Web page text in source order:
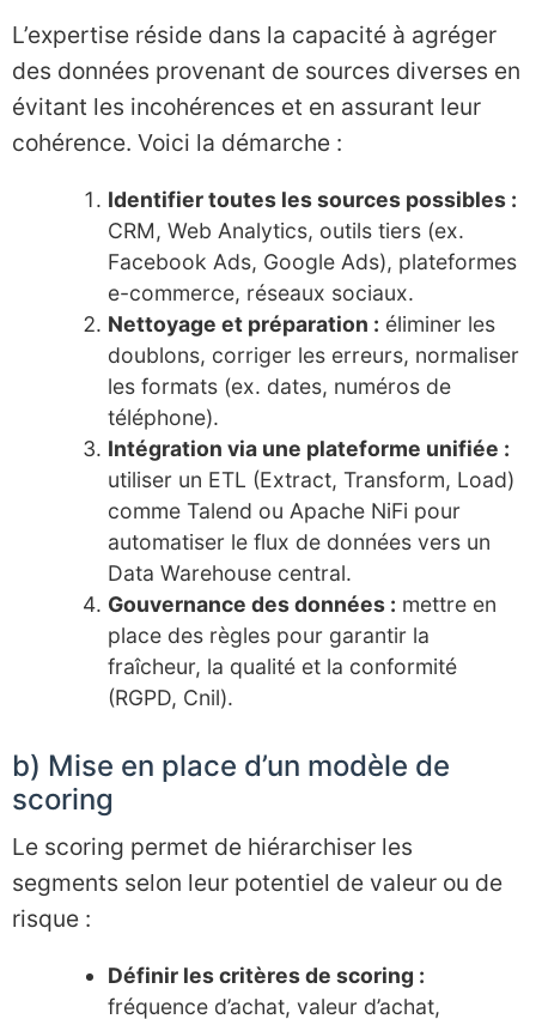
L’expertise réside dans la capacité à agréger
des données provenant de sources diverses en
évitant les incohérences et en assurant leur
cohérence. Voici la démarche :
Identifier toutes les sources possibles :
CRM, Web Analytics, outils tiers (ex.
Facebook Ads, Google Ads), plateformes
e-commerce, réseaux sociaux.
Nettoyage et préparation : éliminer les
doublons, corriger les erreurs, normaliser
les formats (ex. dates, numéros de
téléphone).
Intégration via une plateforme unifiée :
utiliser un ETL (Extract, Transform, Load)
comme Talend ou Apache NiFi pour
automatiser le flux de données vers un
Data Warehouse central.
Gouvernance des données : mettre en
place des règles pour garantir la
fraîcheur, la qualité et la conformité
(RGPD, Cnil).
b) Mise en place d’un modèle de
scoring
Le scoring permet de hiérarchiser les
segments selon leur potentiel de valeur ou de
risque :
Définir les critères de scoring :
fréquence d’achat, valeur d’achat,